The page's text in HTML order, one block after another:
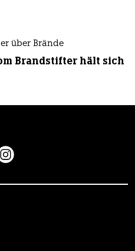
über Brände
Brandstifter hält sich